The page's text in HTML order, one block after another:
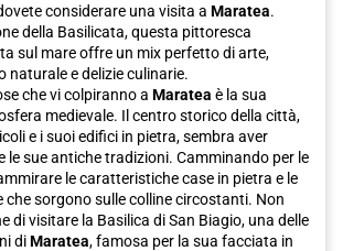
considerare una visita a Maratea.
della Basilicata, questa pittoresca
sul mare offre un mix perfetto di arte,
naturale e delizie culinarie.
che vi colpiranno a Maratea è la sua
medievale. Il centro storico della città,
e i suoi edifici in pietra, sembra aver
sue antiche tradizioni. Camminando per le
le caratteristiche case in pietra e le
che sorgono sulle colline circostanti. Non
di visitare la Basilica di San Biagio, una delle
diMaratea, famosa per la sua facciata in